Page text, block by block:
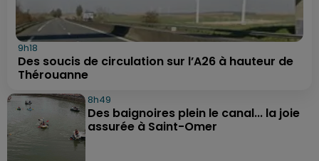
9h18
Des soucis de circulation sur l’A26 à hauteur de
Thérouanne
8h49
Des baignoires plein le canal... la joie
assurée à Saint-Omer